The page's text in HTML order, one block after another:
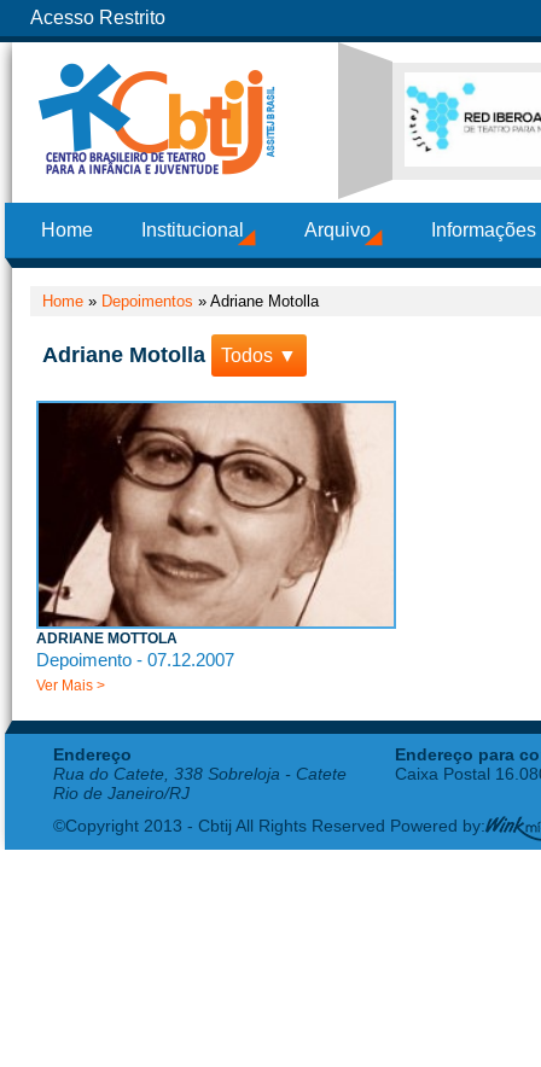
Acesso Restrito
Home Institucional Arquivo
Home » Depoimentos » Adriane Motolla
Adriane Motolla Todos ▼
ADRIANE MOTTOLA
Depoimento - 07.12.2007
Ver Mais >
Endereço
Rua do Catete, 338 Sobreloja - Catete
Rio de Janeiro/RJ
Endereço para
Caixa Postal
©Copyright 2013 - Cbtij All Rights Reserved Powered by: